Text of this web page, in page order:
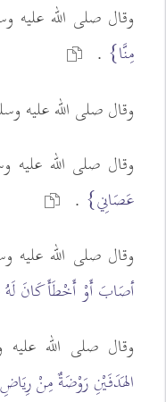
وقال صلى الله عليه
مِنَّا} .
وقال صلى الله عليه
وقال صلى الله عليه
عَصَانِي} .
وقال صلى الله عليه
أصَابَ أَوْ أَخْطَأَ كَانَ
وقال صلى الله
الهَدَفَيْنِ رَوْضَةٌ مِنْ رِيَاضِ